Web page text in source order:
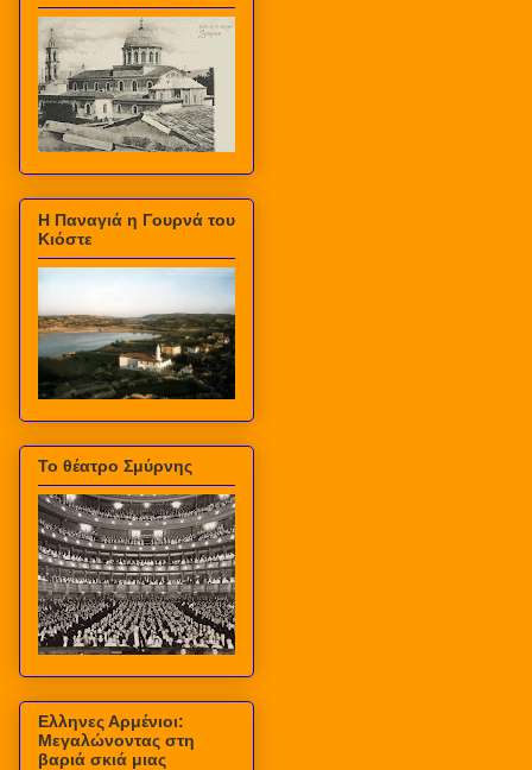
Η Παναγιά η Γουρνά του
Κιόστε
Το θέατρο Σμύρνης
Ελληνες Αρμένιοι:
Μεγαλώνοντας στη
βαριά σκιά μιας